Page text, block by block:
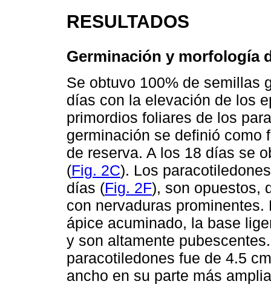
RESULTADOS
Germinación y morfología
Se obtuvo 100% de semillas
días con la elevación de los
primordios foliares de los
germinación se definió como
de reserva. A los 18 días se
(Fig. 2C). Los
días (Fig. 2F), son opuestos,
con nervaduras
ápice acuminado, la base
y son altamente
paracotiledones fue de 4.5
ancho en su parte más